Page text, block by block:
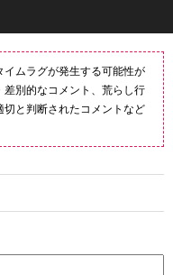
イムラグが発生する可能性が
別的なコメント、荒らし行
と判断されたコメントなど